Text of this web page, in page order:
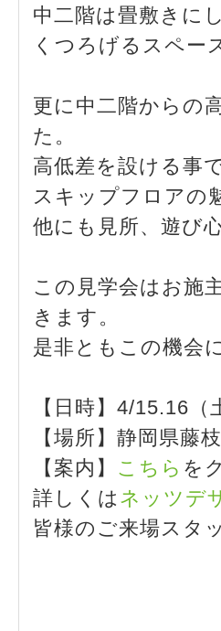
中二階は畳敷きにし
くつろげるスペー
更に中二階からの
た。
高低差を設ける事
スキップフロアの
他にも見所、遊び
この見学会はお施
きます。
是非ともこの機会
【日時】4/15.16
【場所】静岡県藤
【案内】 こちら を
詳しくは ネッツデ
皆様のご来場スタ